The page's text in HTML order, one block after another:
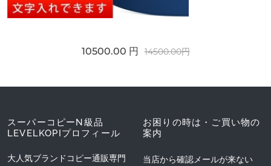
10500.00 円 14500.00円
スーパーコピーN級品
LEVELKOPIプロフィール
大人気ブランドコピー通販専門
お困りの時は・ご買い物の
案内
当店から確認メールが来ない